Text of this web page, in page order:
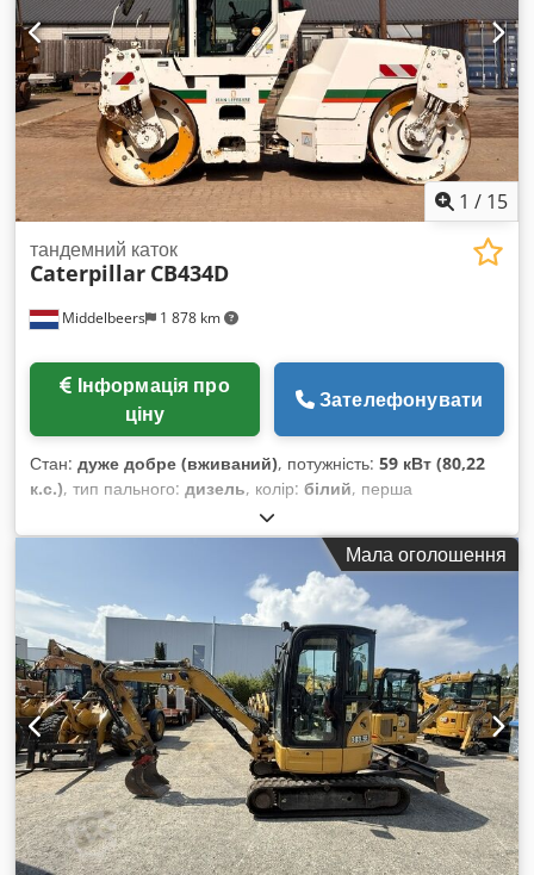
1 / 15
Middelbeers 1 878 km
тандемний каток
Caterpillar CB434D
ціну
Зателефонувати
Стан: дуже добре (вживаний), потужність: 59 кВт (80,22
к.с.), тип пального: дизель, колір: білий, перша
, Рік виготовлення:
3 310 h, Загальна інформація Рік випуску: 2005 Серійний
номер: CATCB434LCNH00390 Технічна інформація Кількість
циліндрів: 4 Об’єм двигуна: 4 400 куб. см Привід: колісний
Власна вага: 7 500 кг Функціональність Робоча ширина: 150
см Стан Технічний стан: дуже добрий Візуальний стан: дуже
добрий Пошкодження: відсутні Фінансова інформація Ціна:
за запитом Додаткова інформація Dkjdpfeyzz E Rjx Amysr
Для отримання додаткової інформації звертайтесь до
Ернста ван Гека.
Мала оголошення